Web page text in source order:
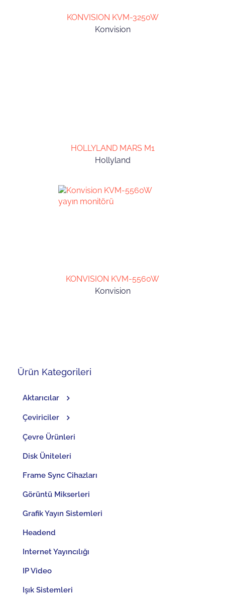
KONVISION KVM-3250W
Konvision
HOLLYLAND MARS M1
Hollyland
KONVISION KVM-5560W
Konvision
Ürün Kategorileri
Aktarıcılar
Çeviriciler
Çevre Ürünleri
Disk Üniteleri
Frame Sync Cihazları
Görüntü Mikserleri
Grafik Yayın Sistemleri
Headend
Internet Yayıncılığı
IP Video
Işık Sistemleri